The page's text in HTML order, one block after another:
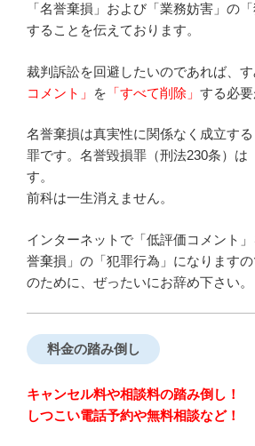
「名誉棄損」および「業務妨害」の
することを伝えております。
裁判訴訟を回避したいのであれば、
コメント」
を 「すべて削除」 する必要
名誉棄損は真実性に関係なく成立する
罪です。名誉毀損罪（刑法230条）は
す。
前科は一生消えません。
インターネットで「低評価コメント
誉棄損」の「犯罪行為」になります
のために、ぜったいにお辞め下さい。
料金の踏み倒し
キャンセル料や相談料の踏み倒し！
しつこい電話予約や無料相談など！